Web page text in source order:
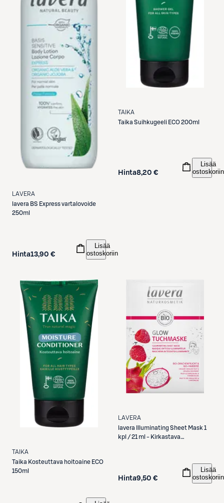
LAVERA
lavera BS Express vartalovoide
250ml
Hinta13,90 €
Lisää
ostoskoriin
TAIKA
Taika Suihkugeeli ECO 200ml
Hinta8,20 €
Lisää
ostoskoriin
TAIKA
Taika Kosteuttava hoitoaine ECO
150ml
LAVERA
lavera
Illuminating Sheet Mask 1
kpl / 21 ml - Kirkastava
Hinta9,50 €
Lisää
ostoskoriin